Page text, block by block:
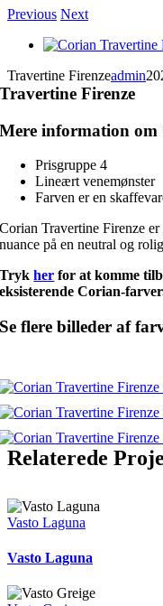
Previous Next
View
Image
Travertine Firenzeadmin
Travertine Firenze
Mere information
Prisgruppe 4
Lineært venemønster
Farven er en
Corian Travertine Firenze
nuance på en neutral og
Trykher for at komme
eksisterende Corian-
Se flere billeder af
Relaterede
Vasto Laguna
Vasto Laguna